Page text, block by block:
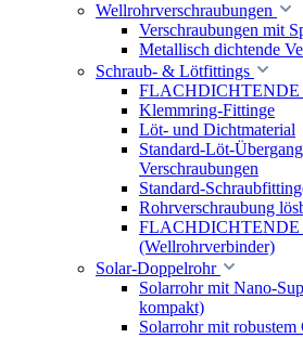
Wellrohrverschraubungen
Verschraubungen mit
Metallisch dichtende
Schraub- & Lötfittings
FLACHDICHTENDE
Klemmring-Fittinge
Löt- und Dichtmaterial
Standard-Löt-
Verschraubungen
Standard-
Rohrverschraubung
FLACHDICHTENDE
(Wellrohrverbinder)
Solar-Doppelrohr
Solarrohr mit Nano-
kompakt)
Solarrohr mit robustem